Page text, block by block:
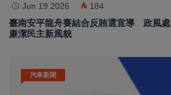
Jun 19 2026 184
臺南安平龍舟賽結合反賄選宣導 政風
廉潔民主新風貌
汽車新聞